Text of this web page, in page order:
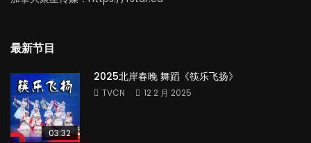
最新节目
03:32
2025北岸春晚 舞蹈《筷乐飞扬》
TVCN 12 2 月 2025